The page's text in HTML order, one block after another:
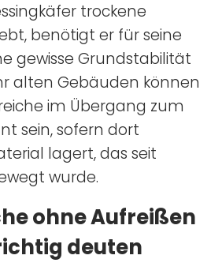
trockene
benötigt er für seine
gewisse Grundstabilität
alten Gebäuden können
im Übergang zum
sein, sofern dort
lagert, das seit
wurde.
ohne Aufreißen
deuten